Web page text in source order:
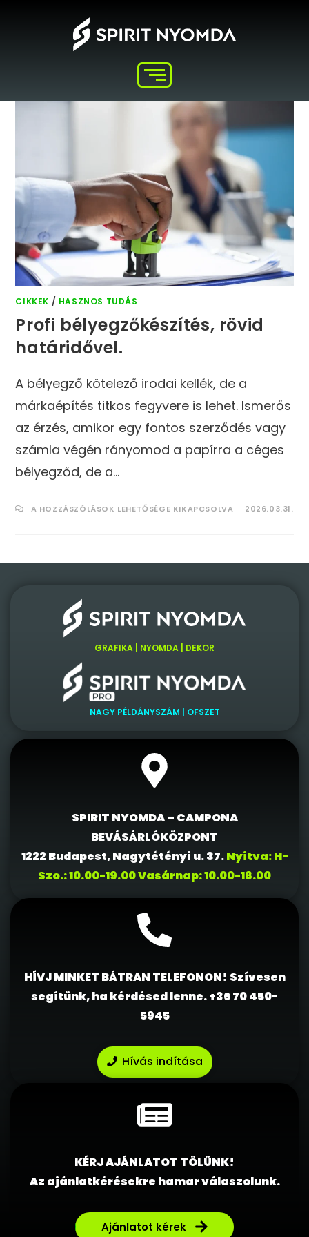
CIKKEK / HASZNOS TUDÁS
Profi bélyegzőkészítés, rövid
határidővel.
A bélyegző kötelező irodai kellék, de a
márkaépítés titkos fegyvere is lehet. Ismerős
az érzés, amikor egy fontos szerződés vagy
számla végén rányomod a papírra a céges
bélyegződ, de a…
A HOZZÁSZÓLÁSOK LEHETŐSÉGE KIKAPCSOLVA 2026.03.31.
GRAFIKA | NYOMDA | DEKOR
NAGY PÉLDÁNYSZÁM | OFSZET
SPIRIT NYOMDA – CAMPONA
BEVÁSÁRLÓKÖZPONT
1222 Budapest, Nagytétényi u. 37.Nyitva: H-
Szo.: 10.00-19.00 Vasárnap: 10.00-18.00
HÍVJ MINKET BÁTRAN TELEFONON! Szívesen
segítünk, ha kérdésed lenne.+36 70 450-
5945
Hívás indítása
KÉRJ AJÁNLATOT TÖLÜNK!
Az ajánlatkérésekre hamar válaszolunk.
Ajánlatot kérek